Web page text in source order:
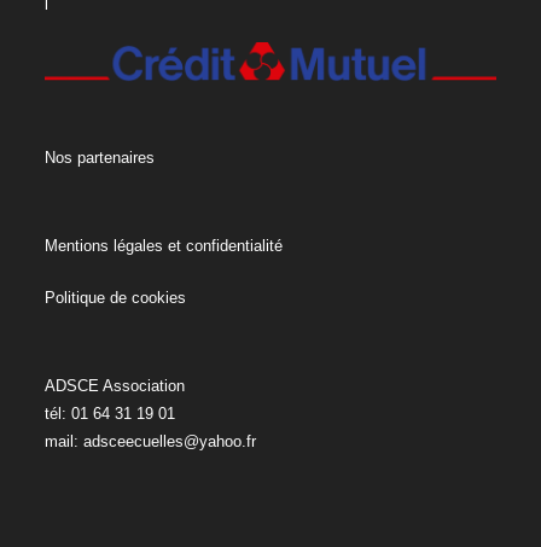
Nos partenaires
Mentions légales et confidentialité
Politique de cookies
ADSCE Association
tél: 01 64 31 19 01
mail:adsceecuelles@yahoo.fr